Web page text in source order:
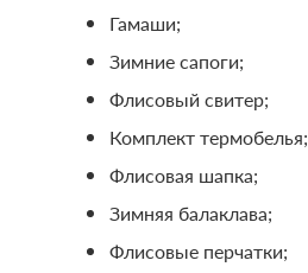
Гамаши;
Зимние сапоги;
Флисовый свитер;
Комплект термобелья;
Флисовая шапка;
Зимняя балаклава;
Флисовые перчатки;